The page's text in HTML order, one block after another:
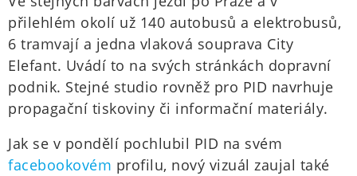
přilehlém okolí už 140 autobusů a elektrobusů,
6 tramvají a jedna vlaková souprava City
Elefant. Uvádí to na svých stránkách dopravní
podnik. Stejné studio rovněž pro PID navrhuje
propagační tiskoviny či informační materiály.
Jak se v pondělí pochlubil PID na svém
facebookovém profilu, nový vizuál zaujal také